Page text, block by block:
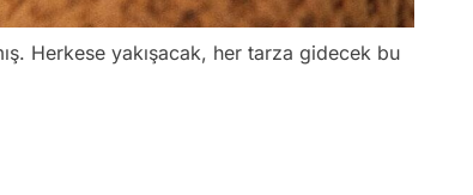
Herkese yakışacak, her tarza gidecek bu